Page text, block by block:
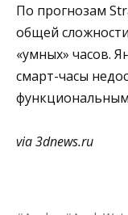
По прогнозам
общей
«умных» часов.
смарт-часы
via 3dnews.ru